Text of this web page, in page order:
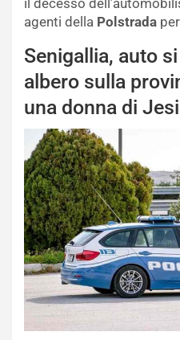
il decesso
agenti della Polstrada
Senigallia, auto
albero sulla
una donna di Jesi